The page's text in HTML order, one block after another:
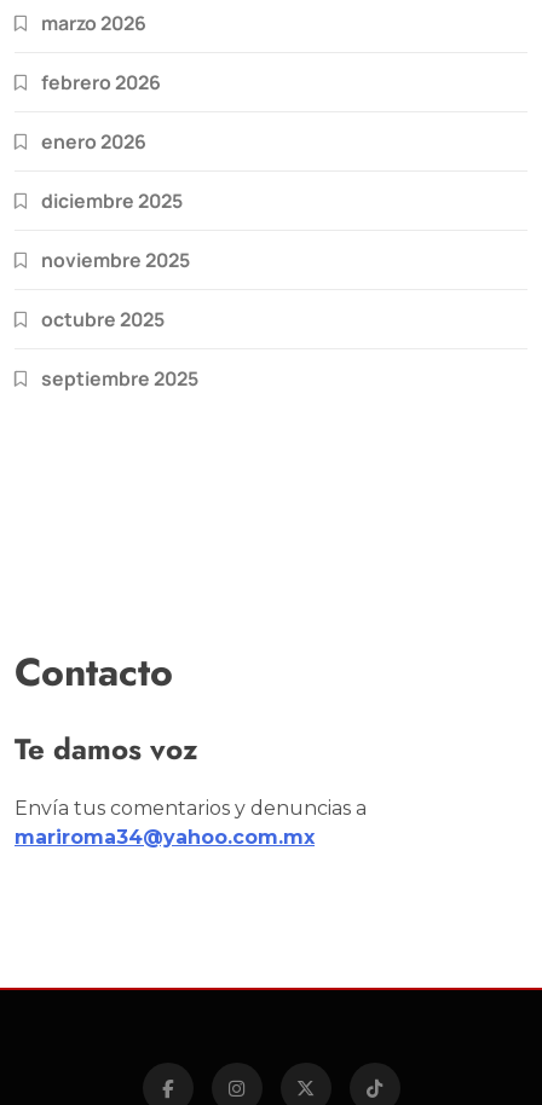
marzo 2026
febrero 2026
enero 2026
diciembre 2025
noviembre 2025
octubre 2025
septiembre 2025
Contacto
Te damos voz
Envía tus comentarios y denuncias a
mariroma34@yahoo.com.mx